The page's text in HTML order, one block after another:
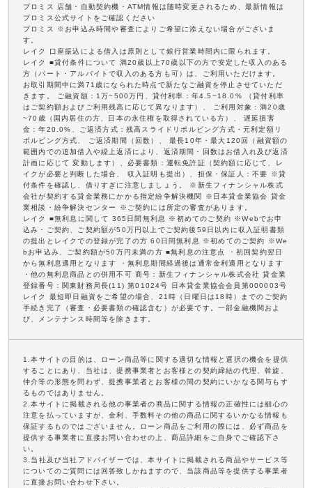
プロミス 店舗・自動契約機・ATM情報は随時変更されるため、最新情報は
プロミス公式サイトをご確認ください
プロミス ※お申込み時間や審査によりご希望に添えない場合がございま
す。
レイク 口座振込による借入は原則として銀行営業時間内に限られます。
レイク ■貸付条件について 満20歳以上70歳以下の方で安定した収入のある
方（パート・アルバイトで収入のある方も可）は、ご利用いただけます。
お取引期間中に満71歳になられた時点で新たなご融資を停止させていただ
きます。 ご融資額：1万~500万円、貸付利率：年4.5~18.0% （貸付利率
はご契約額およびご利用残高に応じて異なります）、 ご利用対象：満20歳
~70歳（国内居住の方、日本の永住権を取得されている方）、 遅延損害
金：年20.0%、ご返済方式：残高スライドリボルビング方式・元利定額リ
ボルビング方式、 ご返済期間（回数）、 最長10年・最大120回（融資額の
範囲内での追加借入や繰上返済により、返済期間・回数はお借入れ及び返済
計画に応じて 変動します）、必要書類：運転免許証（契約額に応じて、レ
イクが必要と判断した場合、 収入証明も提出）、担保・保証人：不要 ※貸
付条件を確認し、借りすぎに注意しましょう。 ※新生フィナンシャル株式
会社が契約する貸金業務にかかる指定紛争解決機関 ※日本貸金業協会 貸金
業相談・紛争解決センター ※ご契約には所定の審査があります。
レイク ■無利息に関して 365日間無利息 ※初めてのご契約 ※Webでお申
込み・ご契約、ご契約額が50万円以上でご契約後59日以内に収入証明書類
の提出とレイクでの登録が完了の方 60日間無利息 ※初めてのご契約 ※We
bお申込み、ご契約額が50万円未満の方 ■無利息の注意点 ・初回契約翌日
から無利息適用となります ・無利息期間経過後は通常金利適用となります
・他の無利息商品との併用不可 商号：新生フィナンシャル株式会社 貸金業
登録番号：関東財務局長(11) 第01024号 日本貸金業協会会員第000003号
レイク 最短即日融資をご希望の場合、21時（日曜日は18時）までのご契約
手続き完了（審査・必要書類の確認含む）が必要です。一部金融機関およ
び、メンテナンス時間等を除きます。
1.本サイトの目的は、ローン商品等に関する適切な情報と選択の機会を提供
することにあり、当社は、提携事業者とお客様との契約締結の代理、斡旋、
仲介等の形態を問わず、提携事業者とお客様の間の契約にいかなる関与もす
るものではありません。
2.本サイトに掲載される他の事業者の商品に関する情報の正確性には細心の
注意を払っていますが、金利、手数料その他の商品に関するいかなる情報も
保証するものではございません。ローン商品をご利用の際には、必ず商品を
提供する事業者に直接お問い合わせの上、商品詳細をご自身でご確認下さ
い。
3.当社及び当社アドバイザーでは、本サイトに掲載される商品やサービス等
についてのご質問には回答致しかねますので、当該商品等を提供する事業者
に直接お問い合わせ下さい。